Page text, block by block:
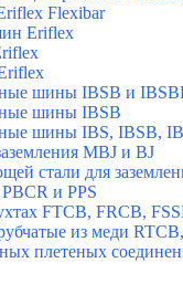
Flexibar
Eriflex
шины IBSB и
шины IBSB
шины IBS, IBSB,
MBJ и BJ
стали для
и PPS
FTCB, FRCB,
из меди
плетеных